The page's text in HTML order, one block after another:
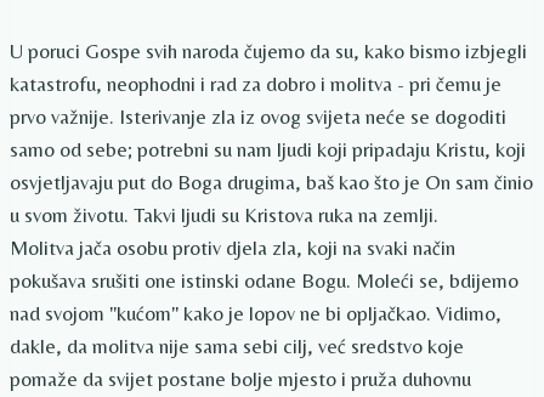
U poruci Gospe svih naroda čujemo da su, kako bismo izbjegli
katastrofu, neophodni i rad za dobro i molitva - pri čemu je
prvo važnije. Isterivanje zla iz ovog svijeta neće se dogoditi
samo od sebe; potrebni su nam ljudi koji pripadaju Kristu, koji
osvjetljavaju put do Boga drugima, baš kao što je On sam činio
u svom životu. Takvi ljudi su Kristova ruka na zemlji.
Molitva jača osobu protiv djela zla, koji na svaki način
pokušava srušiti one istinski odane Bogu. Moleći se, bdijemo
nad svojom "kućom" kako je lopov ne bi opljačkao. Vidimo,
dakle, da molitva nije sama sebi cilj, već sredstvo koje
pomaže da svijet postane bolje mjesto i pruža duhovnu